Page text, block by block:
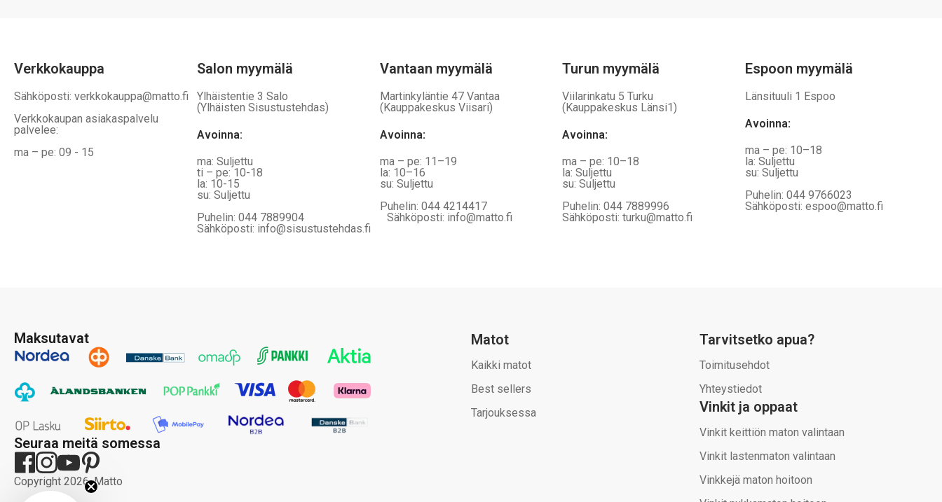
sivulla
sivulla
Verkkokauppa
Sähköposti: verkkokauppa@matto.fi
Verkkokaupan asiakaspalvelu
palvelee:
ma – pe: 09 - 15
Salon myymälä
Ylhäistentie 3 Salo
(Ylhäisten Sisustustehdas)
Avoinna:
ma: Suljettu
ti – pe: 10-18
la: 10-15
su: Suljettu
Puhelin: 044 7889904
Sähköposti: info@sisustustehdas.fi
Vantaan myymälä
Martinkyläntie 47 Vantaa
(Kauppakeskus Viisari)
Avoinna:
ma – pe: 11–19
la: 10–16
su: Suljettu
Puhelin: 044 4214417
Sähköposti: info@matto.fi
Turun myymälä
Viilarinkatu 5 Turku
(Kauppakeskus Länsi1)
Avoinna:
ma – pe: 10–18
la: Suljettu
su: Suljettu
Puhelin: 044 7889996
Sähköposti: turku@matto.fi
Espoon myymälä
Länsituuli 1 Espoo
Avoinna:
ma – pe: 10–18
la: Suljettu
su: Suljettu
Puhelin: 044 9766023
Sähköposti: espoo@matto.fi
Maksutavat
Seuraa meitä somessa
Copyright 2026, Matto
Matot
Kaikki matot
Best sellers
Tarjouksessa
Tarvitsetko apua?
Toimitusehdot
Yhteystiedot
Vinkit ja oppaat
Vinkit keittiön maton valintaan
Vinkit lastenmaton valintaan
Vinkkejä maton hoitoon